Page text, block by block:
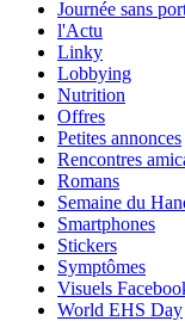
Journée sans
l'Actu
Linky
Lobbying
Nutrition
Offres
Petites annonces
Rencontres
Romans
Semaine du
Smartphones
Stickers
Symptômes
Visuels
World EHS Day